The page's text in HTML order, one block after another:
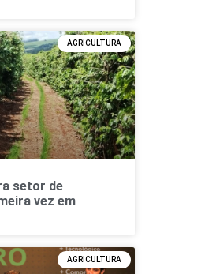
AGRICULTURA
setor de
vez em
AGRICULTURA